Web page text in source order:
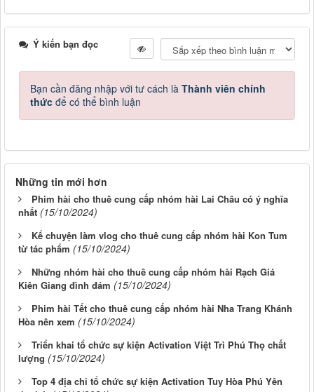
Ý kiến bạn đọc
Bạn cần đăng nhập với tư cách là Thành viên chính
thức để có thể bình luận
Những tin mới hơn
Phim hài cho thuê cung cấp nhóm hài Lai Châu có ý nghĩa
nhất (15/10/2024)
Kể chuyện làm vlog cho thuê cung cấp nhóm hài Kon Tum
từ tác phẩm (15/10/2024)
Những nhóm hài cho thuê cung cấp nhóm hài Rạch Giá
Kiên Giang đình đám (15/10/2024)
Phim hài Tết cho thuê cung cấp nhóm hài Nha Trang Khánh
Hòa nên xem (15/10/2024)
Triển khai tổ chức sự kiện Activation Việt Trì Phú Thọ chất
lượng (15/10/2024)
Top 4 địa chỉ tổ chức sự kiện Activation Tuy Hòa Phú Yên